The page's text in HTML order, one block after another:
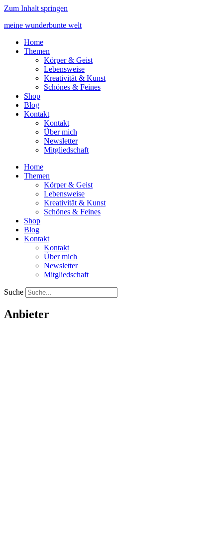
Zum Inhalt springen
meine wunderbunte welt
Home
Themen
Körper & Geist
Lebensweise
Kreativität & Kunst
Schönes & Feines
Shop
Blog
Kontakt
Kontakt
Über mich
Newsletter
Mitgliedschaft
Home
Themen
Körper & Geist
Lebensweise
Kreativität & Kunst
Schönes & Feines
Shop
Blog
Kontakt
Kontakt
Über mich
Newsletter
Mitgliedschaft
Suche
Anbieter